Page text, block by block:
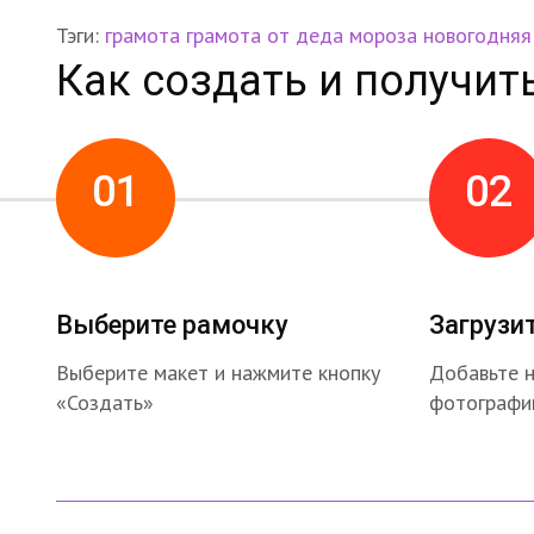
Тэги: грамота грамота от деда мороза
Как создать и
01
Выберите рамочку
Выберите макет и нажмите кнопку
«Создать»
02
Добавьте